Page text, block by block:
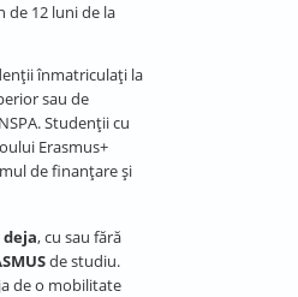
de 12 luni de la
înmatriculați la
sau de
Studenții cu
Erasmus+
de finanțare și
, cu sau fără
de studiu.
de o mobilitate